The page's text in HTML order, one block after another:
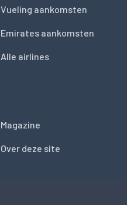
Vueling aankomsten
Emirates aankomsten
Alle airlines
Magazine
Over deze site